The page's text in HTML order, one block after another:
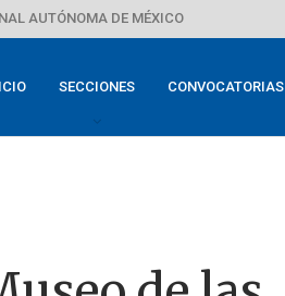
AUTÓNOMA DE MÉXICO
SECCIONES CONVOCATORIAS